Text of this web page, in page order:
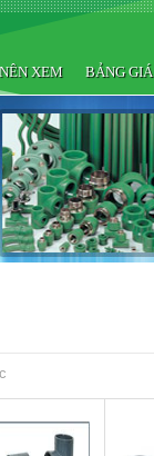
XEM BẢNG GIÁ